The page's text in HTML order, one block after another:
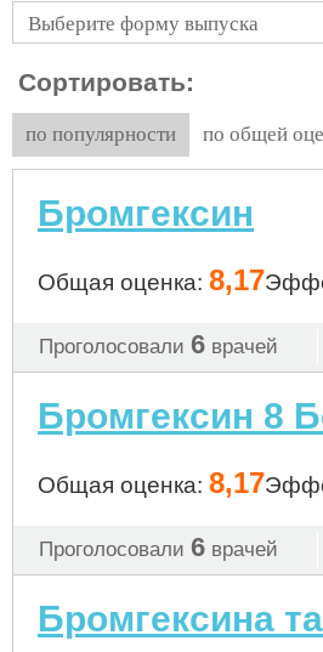
Выберите форму выпуска
Сортировать:
по популярности по общей
Бромгексин
Общая оценка: 8,17
Проголосовали 6 врачей
Бромгексин 8
Общая оценка: 8,17
Проголосовали 6 врачей
Бромгексина